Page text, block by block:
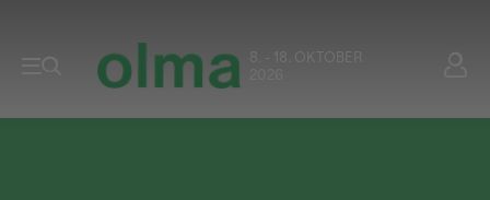
8. - 18. OKTOBER